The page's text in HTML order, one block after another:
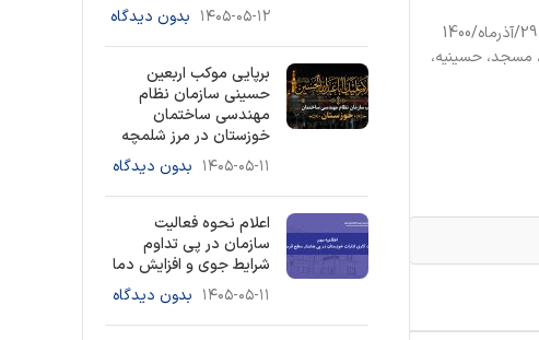
براساس مکاتبه مدیرکل راه و شهرسازی خوزستان با رئیس سازمان نظام مهندسی ساختمان خوزستان، با اشاره به مکاتبه شماره 105552 مورخ 29/آذرماه/1400
مسجد، حسینیه،
۱۴۰۵-۰۵-۱۲ بدون دیدگاه
برپایی موکب اربعین
حسینی سازمان نظام
مهندسی ساختمان
خوزستان در مرز شلمچه
۱۴۰۵-۰۵-۱۱ بدون دیدگاه
اعلام نحوه فعالیت
سازمان در پی تداوم
شرایط جوی و افزایش دما
۱۴۰۵-۰۵-۱۱ بدون دیدگاه